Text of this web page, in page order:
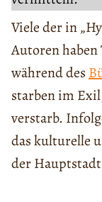
Viele der in
Autoren haben
während des
starben im
verstarb.
das kulturelle
der